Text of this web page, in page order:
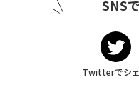
SNS
Twitterでシ